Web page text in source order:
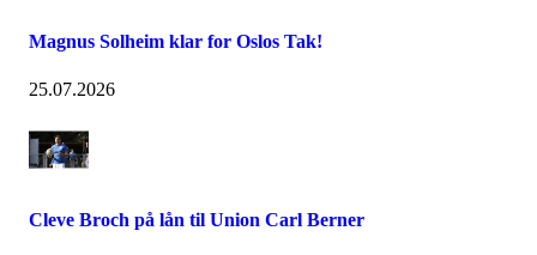
Magnus Solheim klar for Oslos Tak!
25.07.2026
Cleve Broch på lån til Union Carl Berner